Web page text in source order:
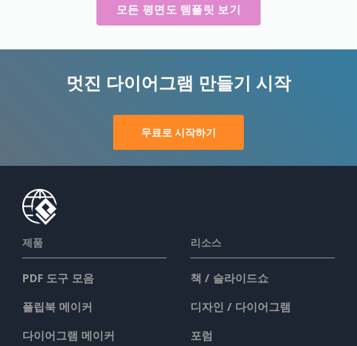
모든 평면도 템플릿 보기
멋진 다이어그램 만들기 시작
무료로 시작하기
제품
PDF 도구 모음
플립북 메이커
다이어그램 메이커
리소스
책 / 슬라이드쇼
디자인 / 다이어그램
포럼